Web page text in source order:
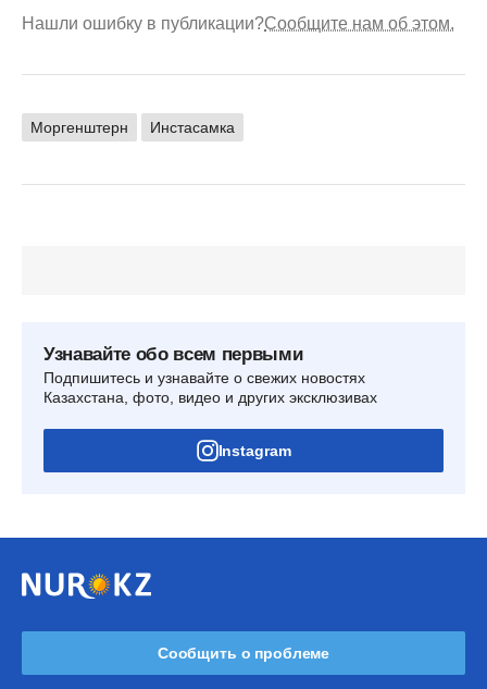
Нашли ошибку в публикации?Сообщите нам об этом.
Моргенштерн Инстасамка
Узнавайте обо всем первыми
Подпишитесь и узнавайте о свежих новостях
Казахстана, фото, видео и других эксклюзивах
Instagram
Сообщить о проблеме